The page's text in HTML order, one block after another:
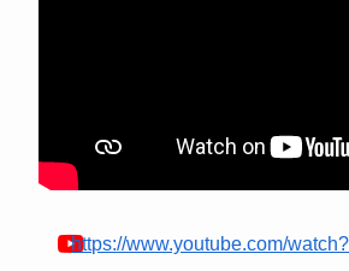
https://www.youtube.com/